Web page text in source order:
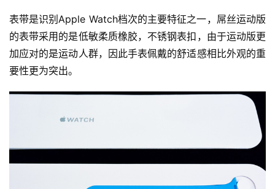
表带是识别Apple Watch档次的主要特征之一，屌丝运动版
的表带采用的是低敏柔质橡胶，不锈钢表扣，由于运动版更
加应对的是运动人群，因此手表佩戴的舒适感相比外观的重
要性更为突出。